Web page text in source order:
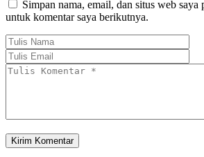
Simpan nama, email, dan situs web saya
untuk komentar saya berikutnya.